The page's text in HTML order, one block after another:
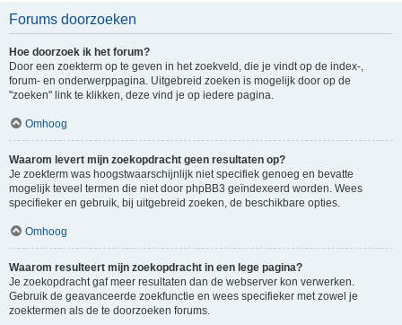
Forums doorzoeken
Hoe doorzoek ik het forum?
Door een zoekterm op te geven in het zoekveld, die je vindt op de index-,
forum- en onderwerppagina. Uitgebreid zoeken is mogelijk door op de
"zoeken" link te klikken, deze vind je op iedere pagina.
Omhoog
Waarom levert mijn zoekopdracht geen resultaten op?
Je zoekterm was hoogstwaarschijnlijk niet specifiek genoeg en bevatte
mogelijk teveel termen die niet door phpBB3 geïndexeerd worden. Wees
specifieker en gebruik, bij uitgebreid zoeken, de beschikbare opties.
Omhoog
Waarom resulteert mijn zoekopdracht in een lege pagina?
Je zoekopdracht gaf meer resultaten dan de webserver kon verwerken.
Gebruik de geavanceerde zoekfunctie en wees specifieker met zowel je
zoektermen als de te doorzoeken forums.